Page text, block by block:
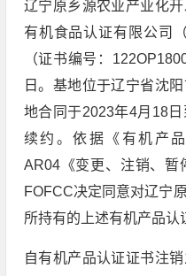
辽宁原乡源农业产业化
有机食品认证有限公司
（证书编号：
日。基地位于辽宁省沈
地合同于2023年4月18
续约。依据《有机产
AR04《变更、注销、暂
FOFCC决定同意对辽宁
所持有的上述有机产品认
自有机产品认证证书注